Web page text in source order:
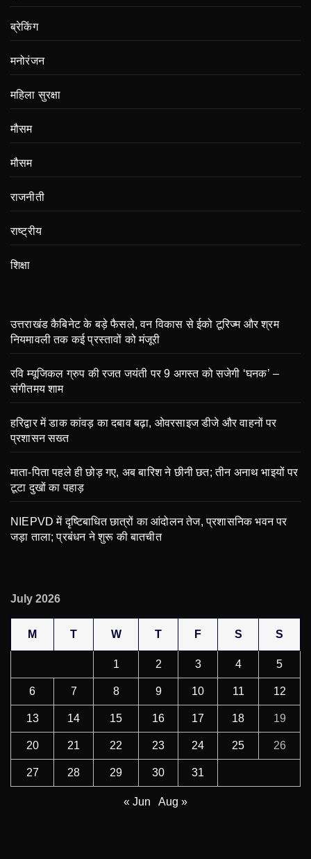
ब्रेकिंग
मनोरंजन
महिला सुरक्षा
मौसम
मौसम
राजनीती
राष्ट्रीय
शिक्षा
उत्तराखंड कैबिनेट के बड़े फैसले, वन विकास से ईको टूरिज्म और श्रम
नियमावली तक कई प्रस्तावों को मंजूरी
रवि म्यूजिकल ग्रुप की रजत जयंती पर 9 अगस्त को सजेगी ‘घनक’ –
संगीतमय शाम
हरिद्वार में डाक कांवड़ का दबाव बढ़ा, ओवरसाइज डीजे और वाहनों पर
प्रशासन सख्त
माता-पिता पहले ही छोड़ गए, अब बारिश ने छीनी छत; तीन अनाथ भाइयों पर
टूटा दुखों का पहाड़
NIEPVD में दृष्टिबाधित छात्रों का आंदोलन तेज, प्रशासनिक भवन पर
जड़ा ताला; प्रबंधन ने शुरू की बातचीत
July 2026
M T W T F S S
1 2 3 4 5
6 7 8 9 10 11 12
13 14 15 16 17 18 19
20 21 22 23 24 25 26
27 28 29 30 31
« Jun Aug »